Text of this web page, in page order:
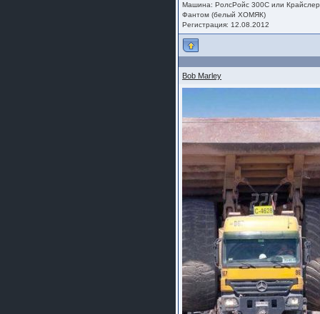
Машина: РолсРойс 300С или Крайслер
Фантом (белый ХОМЯК)
Регистрация: 12.08.2012
Bob Marley